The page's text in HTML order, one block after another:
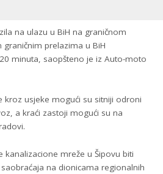
na ulazu u BiH na graničnom
prelazima u BiH
minuta, saopšteno je iz Auto-moto
kroz usjeke mogući su sitniji odroni
a kraći zastoji mogući su na
kanalizacione mreže u Šipovu biti
na dionicama regionalnih